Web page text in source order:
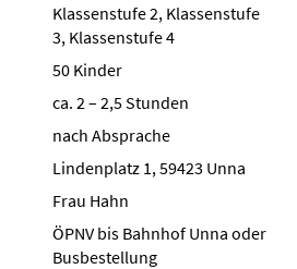
Klassenstufe 2, Klassenstufe
3, Klassenstufe 4
50 Kinder
ca. 2 – 2,5 Stunden
nach Absprache
Lindenplatz 1, 59423 Unna
Frau Hahn
ÖPNV bis Bahnhof Unna oder
Busbestellung